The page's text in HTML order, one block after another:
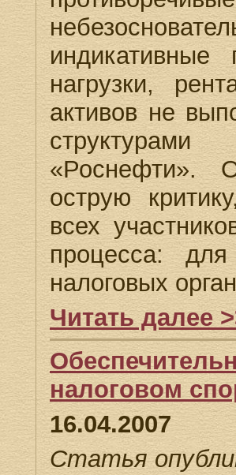
индикативные
нагрузки,
активов не
«Роснефти».
острую
всех
процесса: для
налоговых
Читать далее
налоговом
16.04.2007
Статья